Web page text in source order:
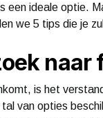
een ideale optie.
we 5 tips die je
is het
van opties